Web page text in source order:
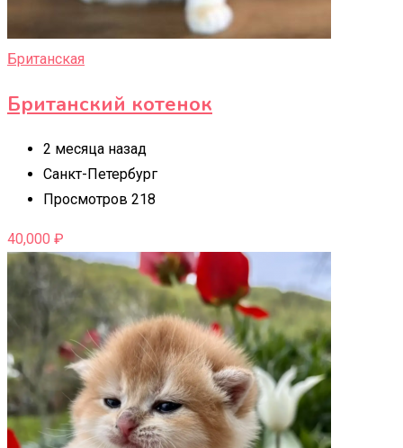
Британская
Британский котенок
2 месяца назад
Санкт-Петербург
Просмотров 218
40,000 ₽